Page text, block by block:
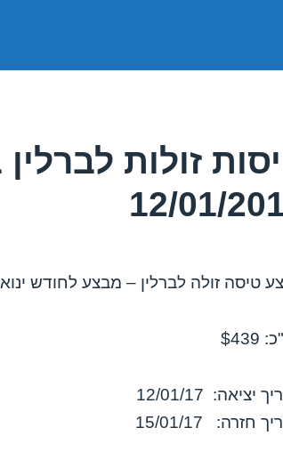
זולות לברלין
12/01/
טיסה זולה לברלין – מבצע לחודש ינואר
יציאה: 12/01/17
חזרה: 15/01/17